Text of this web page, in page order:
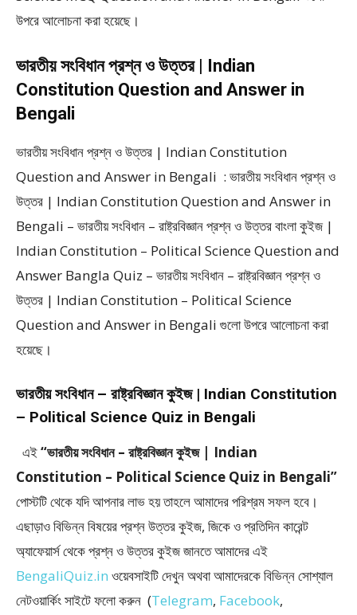
উপরে আলোচনা করা হয়েছে।
ভারতীয় সংবিধান প্রশ্ন ও উত্তর | Indian
Constitution Question and Answer in
Bengali
ভারতীয় সংবিধান প্রশ্ন ও উত্তর | Indian Constitution
Question and Answer in Bengali : ভারতীয় সংবিধান প্রশ্ন ও
উত্তর | Indian Constitution Question and Answer in
Bengali – ভারতীয় সংবিধান – রাষ্ট্রবিজ্ঞান প্রশ্ন ও উত্তর বাংলা কুইজ |
Indian Constitution – Political Science Question and
Answer Bangla Quiz – ভারতীয় সংবিধান – রাষ্ট্রবিজ্ঞান প্রশ্ন ও
উত্তর | Indian Constitution – Political Science
Question and Answer in Bengali গুলো উপরে আলোচনা করা
হয়েছে।
ভারতীয় সংবিধান – রাষ্ট্রবিজ্ঞান কুইজ | Indian Constitution
– Political Science Quiz in Bengali
এই“ভারতীয় সংবিধান – রাষ্ট্রবিজ্ঞান কুইজ | Indian
Constitution – Political Science Quiz in Bengali”
পোস্টটি থেকে যদি আপনার লাভ হয় তাহলে আমাদের পরিশ্রম সফল হবে।
এছাড়াও বিভিন্ন বিষয়ের প্রশ্ন উত্তর কুইজ, জিকে ও প্রতিদিন কারেন্ট
অ্যাফেয়ার্স থেকে প্রশ্ন ও উত্তর কুইজ জানতে আমাদের এই
BengaliQuiz.in ওয়েবসাইটি দেখুন অথবা আমাদেরকে বিভিন্ন সোশ্যাল
নেটওয়ার্কিং সাইটে ফলো করুন (Telegram, Facebook,